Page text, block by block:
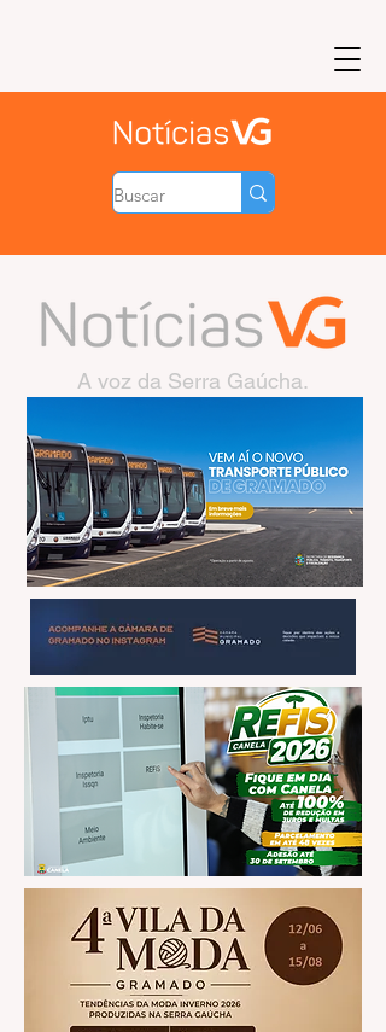
A voz da Serra Gaúcha.